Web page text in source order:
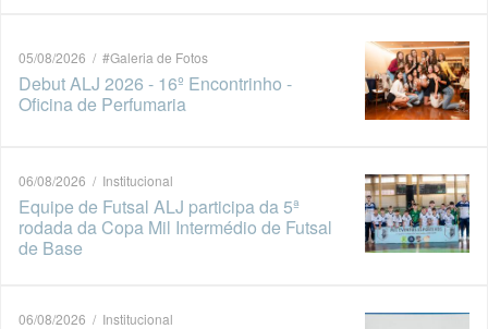
05/08/2026 / #Galeria de Fotos
Debut ALJ 2026 - 16º Encontrinho -
Oficina de Perfumaria
06/08/2026 / Institucional
Equipe de Futsal ALJ participa da 5ª
rodada da Copa Mil Intermédio de Futsal
de Base
06/08/2026 / Institucional